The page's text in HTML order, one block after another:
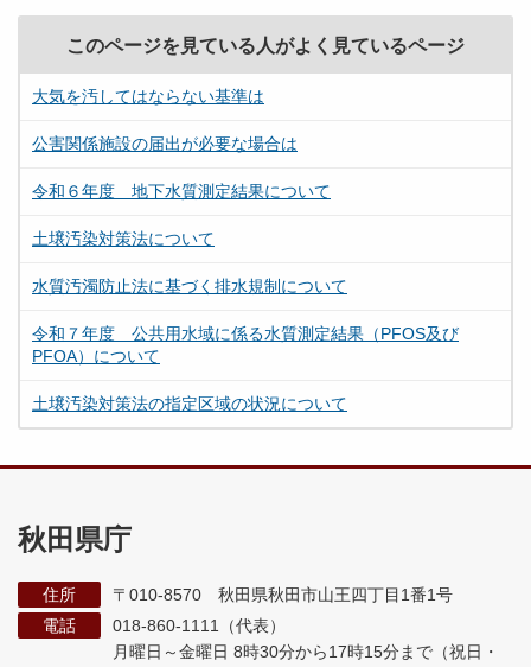
このページを見ている人がよく見ているページ
大気を汚してはならない基準は
公害関係施設の届出が必要な場合は
令和６年度 地下水質測定結果について
土壌汚染対策法について
水質汚濁防止法に基づく排水規制について
令和７年度 公共用水域に係る水質測定結果（PFOS及び
PFOA）について
土壌汚染対策法の指定区域の状況について
秋田県庁
住所
〒010-8570 秋田県秋田市山王四丁目1番1号
電話
018-860-1111（代表）
月曜日～金曜日 8時30分から17時15分まで （祝日・